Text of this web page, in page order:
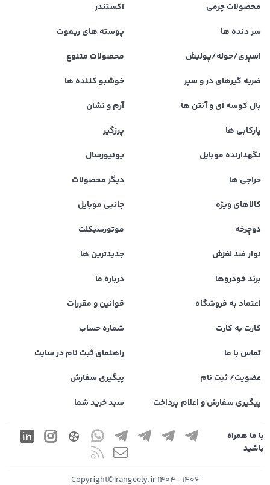
محصولات چرمی
اکستندر
سر دنده ها
پوسته های ریموت
اسپری/حوله/پولیش
محصولات متنوع
ضربه گیرهای در و سپر
خوشبو کننده ها
بال کوسه ای و آنتن ها
آرم و نشان
پارکابی ها
پرزگیر
نگهدارنده موبایل
یونیورسال
حراجی ها
دیگر محصولات
کالاهای ویژه
جانبی موبایل
دوچرخه
موتورسیکلت
نوار ضد لغزش
جدیدترین ها
برند خودروها
درباره ما
اعتماد به فروشگاه
قوانین و مقررات
کارت به کارت
شماره حساب
تماس با ما
راهنمای ثبت نام در سایت
عضویت/ ثبت نام
پیگیری سفارش
پیگیری سفارش و اعلام پرداخت
سبد خرید شما
با ما همراه
باشید
1406 -1404 Copyright©Irangeely.ir